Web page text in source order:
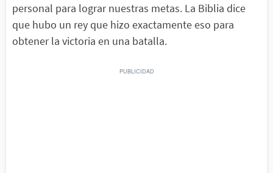
personal para lograr nuestras metas. La Biblia dice
que hubo un rey que hizo exactamente eso para
obtener la victoria en una batalla.